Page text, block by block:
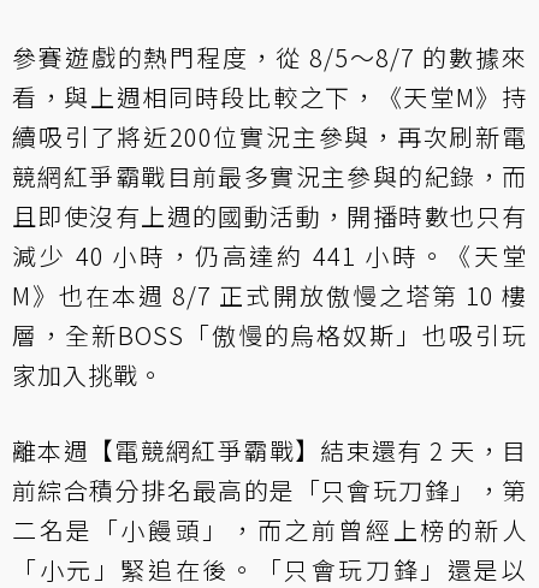
參賽遊戲的熱門程度，從 8/5～8/7 的數據來
看，與上週相同時段比較之下，《天堂M》持
續吸引了將近200位實況主參與，再次刷新電
競網紅爭霸戰目前最多實況主參與的紀錄，而
且即使沒有上週的國動活動，開播時數也只有
減少 40 小時，仍高達約 441 小時。《天堂
M》也在本週 8/7 正式開放傲慢之塔第 10 樓
層，全新BOSS「傲慢的烏格奴斯」也吸引玩
家加入挑戰。
離本週【電競網紅爭霸戰】結束還有 2 天，目
前綜合積分排名最高的是「只會玩刀鋒」，第
二名是「小饅頭」，而之前曾經上榜的新人
「小元」緊追在後。「只會玩刀鋒」還是以